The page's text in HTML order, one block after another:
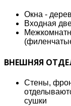
Окна -
Входная
ВНЕШНЯЯ
Стены,
сушки